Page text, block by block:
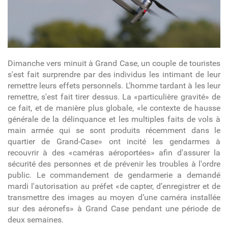
Dimanche vers minuit à Grand Case, un couple de touristes
s'est fait surprendre par des individus les intimant de leur
remettre leurs effets personnels. L'homme tardant à les leur
remettre, s'est fait tirer dessus. La «particulière gravité» de
ce fait, et de manière plus globale, «le contexte de hausse
générale de la délinquance et les multiples faits de vols à
main armée qui se sont produits récemment dans le
quartier de Grand-Case» ont incité les gendarmes à
recouvrir à des «caméras aéroportées» afin d'assurer la
sécurité des personnes et de prévenir les troubles à l'ordre
public. Le commandement de gendarmerie a demandé
mardi l'autorisation au préfet «de capter, d’enregistrer et de
transmettre des images au moyen d’une caméra installée
sur des aéronefs» à Grand Case pendant une période de
deux semaines.